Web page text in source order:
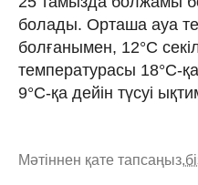
болады. Орташа ауа
болғанымен, 12°C
температурасы 18°C-
9°C-қа дейін түсуі
Мәтіннен қате тапсаңыз,